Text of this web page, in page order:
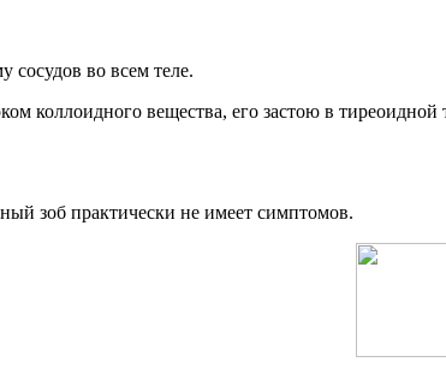
сосудов во всем теле.
коллоидного вещества, его застою в
зоб практически не имеет симптомов.